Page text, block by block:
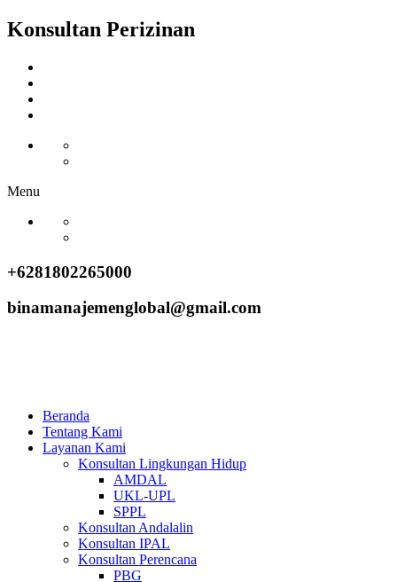
Konsultan Perizinan
Menu
+6281802265000
binamanajemenglobal@gmail.com
Beranda
Tentang Kami
Layanan Kami
Konsultan Lingkungan Hidup
AMDAL
UKL-UPL
SPPL
Konsultan Andalalin
Konsultan IPAL
Konsultan Perencana
PBG